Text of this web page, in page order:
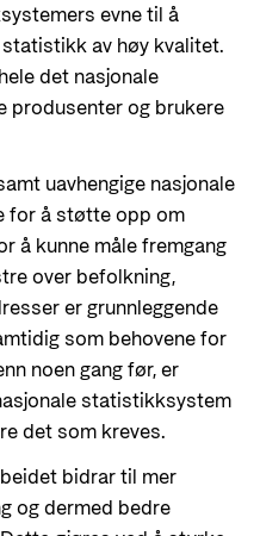
evne til å
av høy kvalitet.
det nasjonale
produsenter og brukere
uavhengige nasjonale
for å støtte opp om
å kunne måle fremgang
over befolkning,
er grunnleggende
som behovene for
noen gang før, er
statistikksystem
det som kreves.
bidrar til mer
og dermed bedre